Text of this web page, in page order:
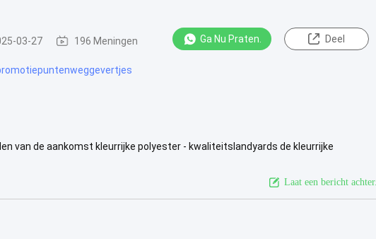
03-27 196 Meningen Ga Nu Praten. Deel
van de aankomst kleurrijke polyester - kwaliteitslandyards de kleurrijke
Laat een bericht achter.